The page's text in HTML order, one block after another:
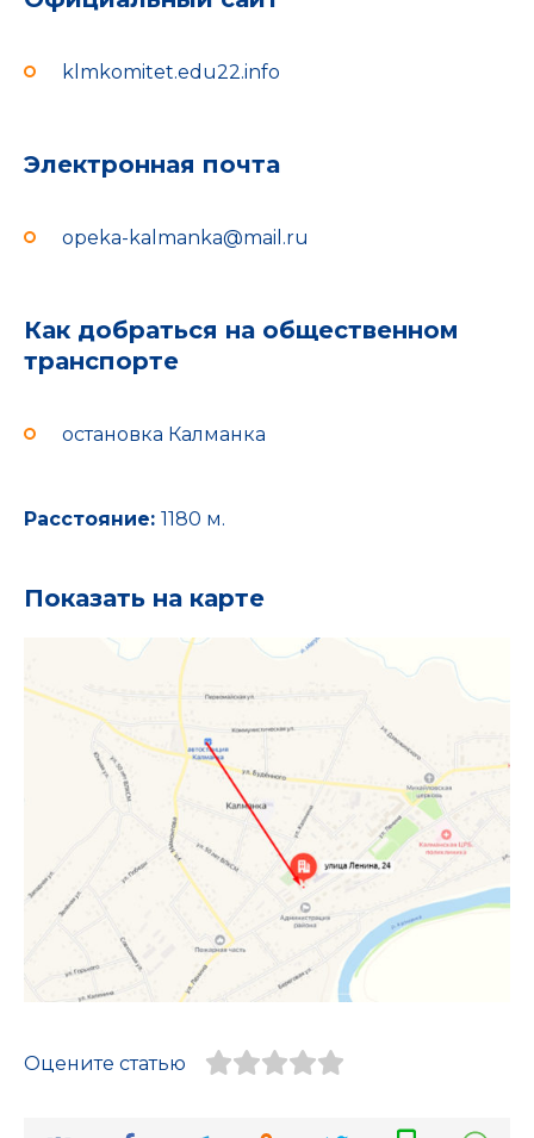
klmkomitet.edu22.info
Электронная почта
opeka-kalmanka@mail.ru
Как добраться на общественном
транспорте
остановка Калманка
Расстояние: 1180 м.
Показать на карте
Оцените статью